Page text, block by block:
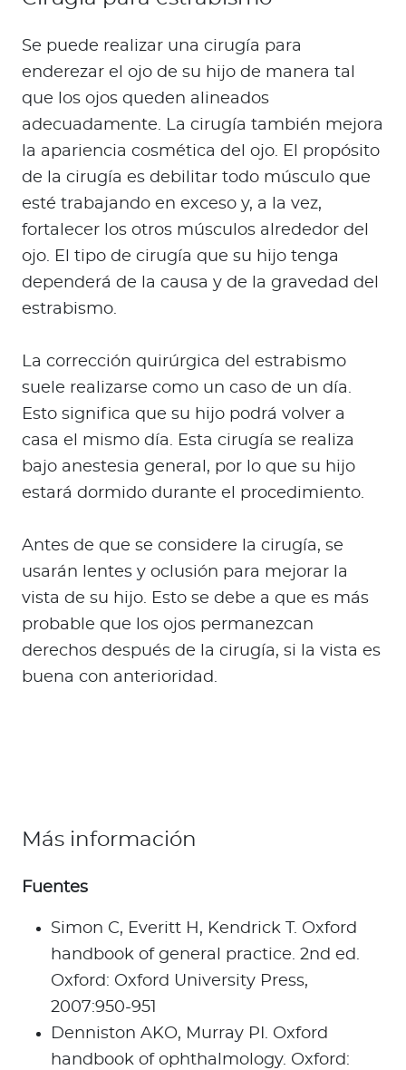
Se puede realizar una cirugía para
enderezar el ojo de su hijo de manera tal
que los ojos queden alineados
adecuadamente. La cirugía también mejora
la apariencia cosmética del ojo. El propósito
de la cirugía es debilitar todo músculo que
esté trabajando en exceso y, a la vez,
fortalecer los otros músculos alrededor del
ojo. El tipo de cirugía que su hijo tenga
dependerá de la causa y de la gravedad del
estrabismo.
La corrección quirúrgica del estrabismo
suele realizarse como un caso de un día.
Esto significa que su hijo podrá volver a
casa el mismo día. Esta cirugía se realiza
bajo anestesia general, por lo que su hijo
estará dormido durante el procedimiento.
Antes de que se considere la cirugía, se
usarán lentes y oclusión para mejorar la
vista de su hijo. Esto se debe a que es más
probable que los ojos permanezcan
derechos después de la cirugía, si la vista es
buena con anterioridad.
Más información
Fuentes
Simon C, Everitt H, Kendrick T. Oxford
handbook of general practice. 2nd ed.
Oxford: Oxford University Press,
2007:950-951
Denniston AKO, Murray PI. Oxford
handbook of ophthalmology. Oxford: